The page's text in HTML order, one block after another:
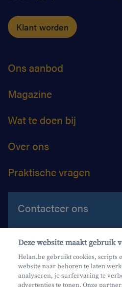
Klant worden
Ons aanbod
Magazine
Wat te doen bij
Over ons
Praktische vragen
Contacteer ons
Contacteer ons
Maak een afspraak
Waar vind je ons?
Deze website maakt gebruik
Helan.be gebruikt cookies, scripts
website naar behoren te laten
analyseren, je surfervaring te
advertenties te tonen. Onze